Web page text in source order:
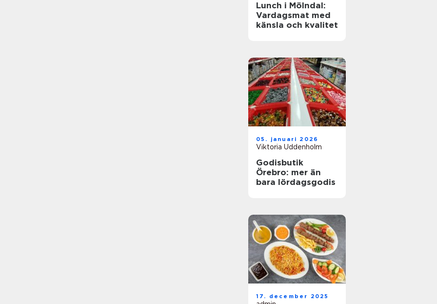
Lunch i Mölndal:
Vardagsmat med
känsla och kvalitet
05. januari 2026
Viktoria Uddenholm
Godisbutik
Örebro: mer än
bara lördagsgodis
17. december 2025